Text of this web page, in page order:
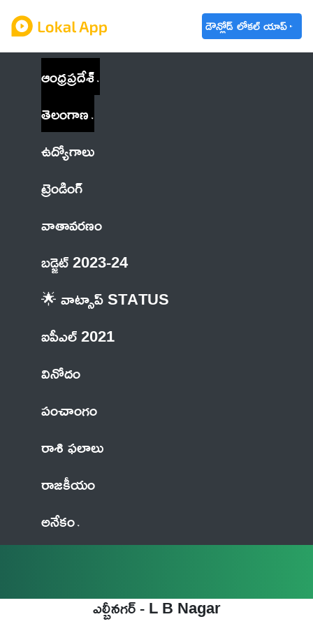
డౌన్లోడ్ లోకల్ యాప్
ఆంధ్రప్రదేశ్
తెలంగాణ
ఉద్యోగాలు
ట్రెండింగ్
వాతావరణం
బడ్జెట్ 2023-24
🌟 వాట్సాప్ STATUS
ఐపీఎల్ 2021
వినోదం
పంచాంగం
రాశి ఫలాలు
రాజకీయం
అనేకం
ఎల్బీనగర్ - L B Nagar